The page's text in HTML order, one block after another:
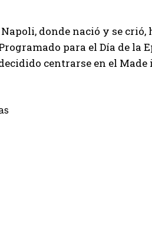
donde nació y se crió,
para el Día de la
centrarse en el